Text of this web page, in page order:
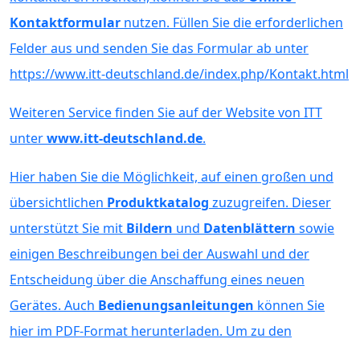
Kontaktformular nutzen. Füllen Sie die erforderlichen
Felder aus und senden Sie das Formular ab unter
https://www.itt-deutschland.de/index.php/Kontakt.html
Weiteren Service finden Sie auf der Website von ITT
unterwww.itt-deutschland.de.
Hier haben Sie die Möglichkeit, auf einen großen und
übersichtlichen Produktkatalog zuzugreifen. Dieser
unterstützt Sie mit Bildern und Datenblättern sowie
einigen Beschreibungen bei der Auswahl und der
Entscheidung über die Anschaffung eines neuen
Gerätes. Auch Bedienungsanleitungen können Sie
hier im PDF-Format herunterladen. Um zu den